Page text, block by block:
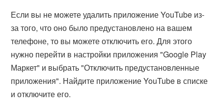
Если вы не можете удалить приложение YouTube из-
за того, что оно было предустановлено на вашем
телефоне, то вы можете отключить его. Для этого
нужно перейти в настройки приложения "Google Play
Маркет" и выбрать "Отключить предустановленные
приложения". Найдите приложение YouTube в списке
и отключите его.